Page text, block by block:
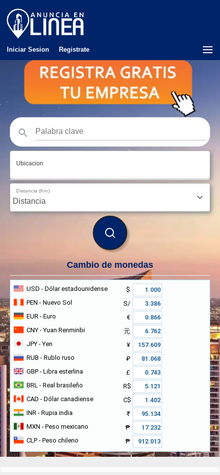
Iniciar Sesion Registrate
Ubicacion
Distancia (Km)
BUSCAR
Cambio de monedas
USD - Dólar estadounidense
$
PEN - Nuevo Sol
S/
EUR - Euro
€
CNY - Yuan Renminbi
元
JPY - Yen
¥
RUB - Rublo ruso
₽
GBP - Libra esterlina
£
BRL - Real brasileño
R$
CAD - Dólar canadiense
C$
INR - Rupia india
₹
MXN - Peso mexicano
₱
CLP - Peso chileno ₱